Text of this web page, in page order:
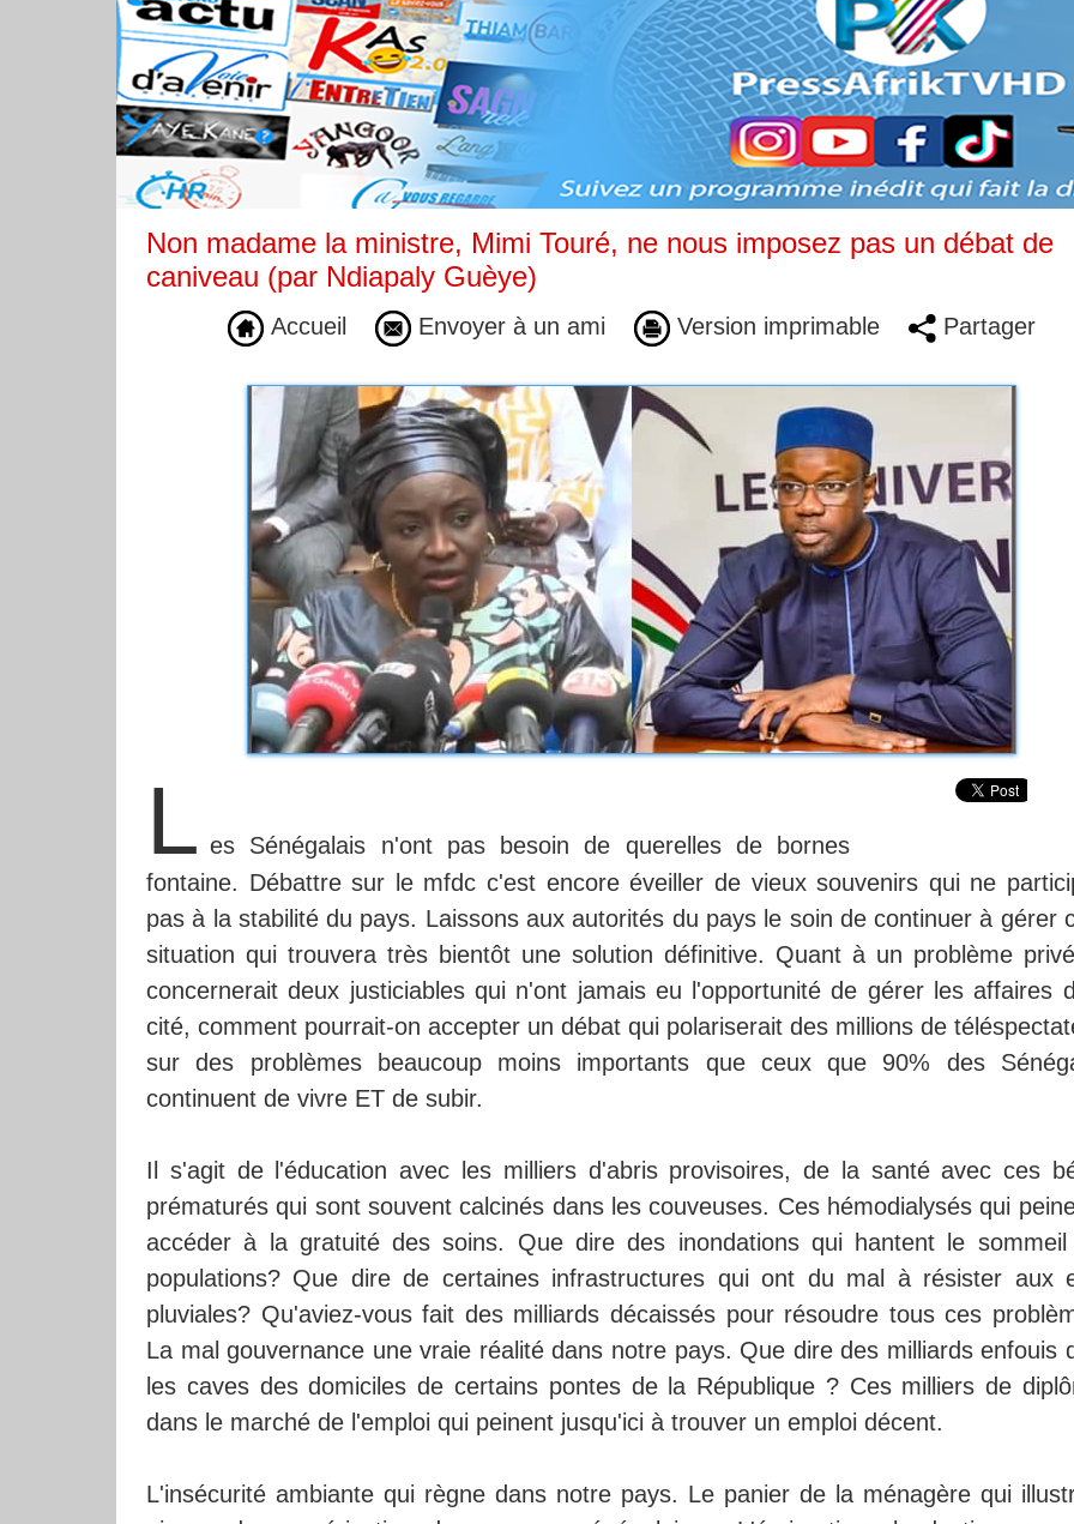
Non madame la ministre, Mimi Touré, ne nous imposez pas un débat de
caniveau (par Ndiapaly Guèye)
Accueil Envoyer à un ami Version imprimable Partager
L es Sénégalais n'ont pas besoin de querelles de bornes
fontaine. Débattre sur le mfdc c'est encore éveiller de vieux souvenirs qui ne
pas à la stabilité du pays. Laissons aux autorités du pays le soin de continuer à gérer
situation qui trouvera très bientôt une solution définitive. Quant à un problème
concernerait deux justiciables qui n'ont jamais eu l'opportunité de gérer les affaires
cité, comment pourrait-on accepter un débat qui polariserait des millions de
sur des problèmes beaucoup moins importants que ceux que 90% des
continuent de vivre ET de subir.
Il s'agit de l'éducation avec les milliers d'abris provisoires, de la santé avec ces
prématurés qui sont souvent calcinés dans les couveuses. Ces hémodialysés qui
accéder à la gratuité des soins. Que dire des inondations qui hantent le sommeil
populations? Que dire de certaines infrastructures qui ont du mal à résister aux
pluviales? Qu'aviez-vous fait des milliards décaissés pour résoudre tous ces
La mal gouvernance une vraie réalité dans notre pays. Que dire des milliards enfouis
les caves des domiciles de certains pontes de la République ? Ces milliers de
dans le marché de l'emploi qui peinent jusqu'ici à trouver un emploi décent.
L'insécurité ambiante qui règne dans notre pays. Le panier de la ménagère qui